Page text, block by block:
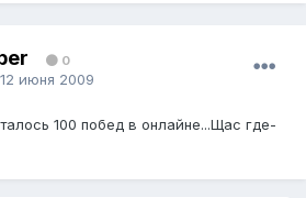
0
12 июня 2009
100 побед в онлайне...Щас где-